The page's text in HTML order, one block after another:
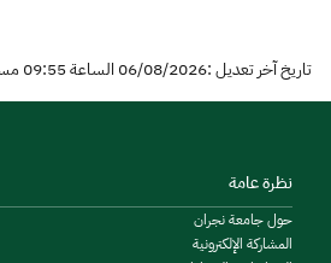
تاريخ آخر تعديل :06/08/2026 الساعة 09:55 مساءً
نظرة عامة
حول جامعة نجران
المشاركة الإلكترونية